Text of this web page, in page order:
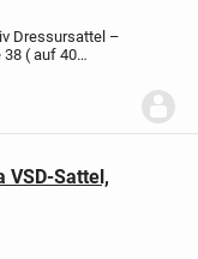
Dressursattel –
38 ( auf 40
meinen
Sensitiv
Schwarz.
VSD-Sattel,